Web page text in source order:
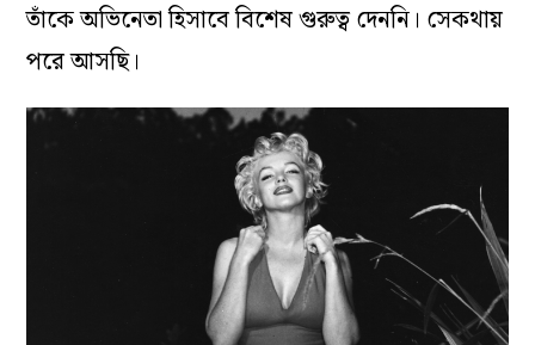
তাঁকে অভিনেতা হিসাবে বিশেষ গুরুত্ব দেননি। সেকথায়
পরে আসছি।